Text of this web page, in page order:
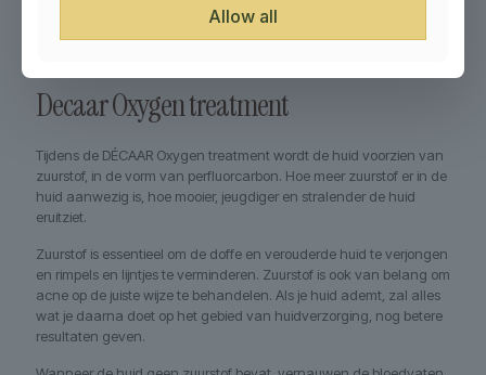
Decaar Oxygen treatment
Tijdens de DÉCAAR Oxygen treatment wordt de huid voorzien van
zuurstof, in de vorm van perfluorcarbon. Hoe meer zuurstof er in de
huid aanwezig is, hoe mooier, jeugdiger en stralender de huid
eruitziet.
Zuurstof is essentieel om de doffe en verouderde huid te verjongen
en rimpels en lijntjes te verminderen. Zuurstof is ook van belang om
acne op de juiste wijze te behandelen. Als je huid ademt, zal alles
wat je daarna doet op het gebied van huidverzorging, nog betere
resultaten geven.
Allow all